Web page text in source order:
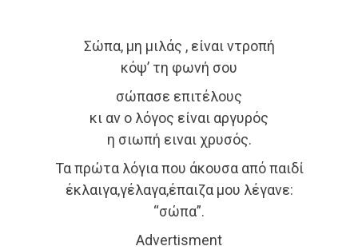
Σώπα, μη μιλάς , είναι ντροπή
κόψ’ τη φωνή σου
σώπασε επιτέλους
κι αν ο λόγος είναι αργυρός
η σιωπή ειναι χρυσός.
Τα πρώτα λόγια που άκουσα από παιδί
έκλαιγα,γέλαγα,έπαιζα μου λέγανε:
“σώπα”.
Advertisment